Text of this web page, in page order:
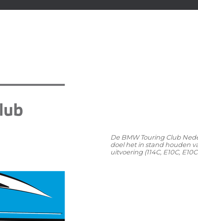
De BMW Touring Club
doel het in stand houden
uitvoering (114C, E10C,